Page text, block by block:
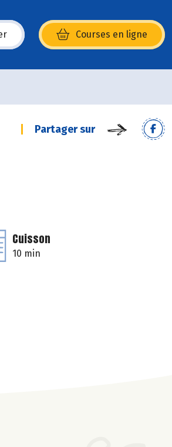
Courses en ligne
nouvelle fenêtre)
Partager sur
Cuisson
10 min